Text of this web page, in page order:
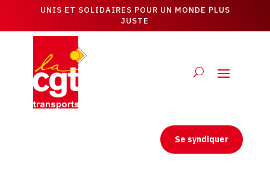
UNIS ET SOLIDAIRES POUR UN MONDE PLUS
JUSTE
Se syndiquer